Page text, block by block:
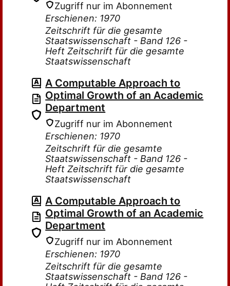
Zugriff nur im Abonnement
Erschienen: 1970
Zeitschrift für die gesamte
Staatswissenschaft - Band 126 -
Heft Zeitschrift für die gesamte
Staatswissenschaft
A Computable Approach to
Optimal Growth of an Academic
Department
Zugriff nur im Abonnement
Erschienen: 1970
Zeitschrift für die gesamte
Staatswissenschaft - Band 126 -
Heft Zeitschrift für die gesamte
Staatswissenschaft
A Computable Approach to
Optimal Growth of an Academic
Department
Zugriff nur im Abonnement
Erschienen: 1970
Zeitschrift für die gesamte
Staatswissenschaft - Band 126 -